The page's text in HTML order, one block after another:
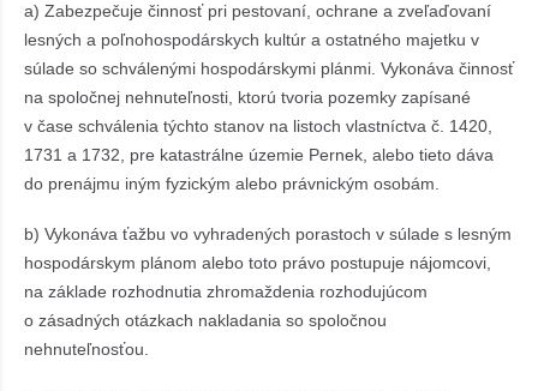
a) Zabezpečuje činnosť pri pestovaní, ochrane a zveľaďovaní
lesných a poľnohospodárskych kultúr a ostatného majetku v
súlade so schválenými hospodárskymi plánmi. Vykonáva činnosť
na spoločnej nehnuteľnosti, ktorú tvoria pozemky zapísané
v čase schválenia týchto stanov na listoch vlastníctva č. 1420,
1731 a 1732, pre katastrálne územie Pernek, alebo tieto dáva
do prenájmu iným fyzickým alebo právnickým osobám.
b) Vykonáva ťažbu vo vyhradených porastoch v súlade s lesným
hospodárskym plánom alebo toto právo postupuje nájomcovi,
na základe rozhodnutia zhromaždenia rozhodujúcom
o zásadných otázkach nakladania so spoločnou
nehnuteľnosťou.